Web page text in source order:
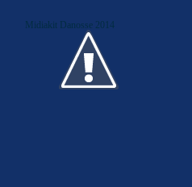
Midiakit Danosse 2014